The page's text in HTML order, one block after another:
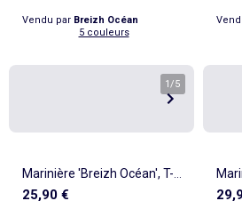
Vendu par Breizh Océan
5 couleurs
1 /5
Marinière 'Breizh Océan', T-
Shirt rayé Manches Longues,
25,90 €